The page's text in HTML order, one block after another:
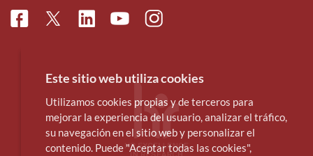
FacebookTwitterLinkedinYoutubeInstagram
Este sitio web utiliza cookies
Utilizamos cookies propias y de terceros para
mejorar la experiencia del usuario, analizar el tráfico,
su navegación en el sitio web y personalizar el
contenido. Puede "Aceptar todas las cookies",